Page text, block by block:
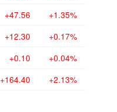
+47.56 +1.35%
+12.30 +0.17%
+0.10 +0.04%
+164.40 +2.13%